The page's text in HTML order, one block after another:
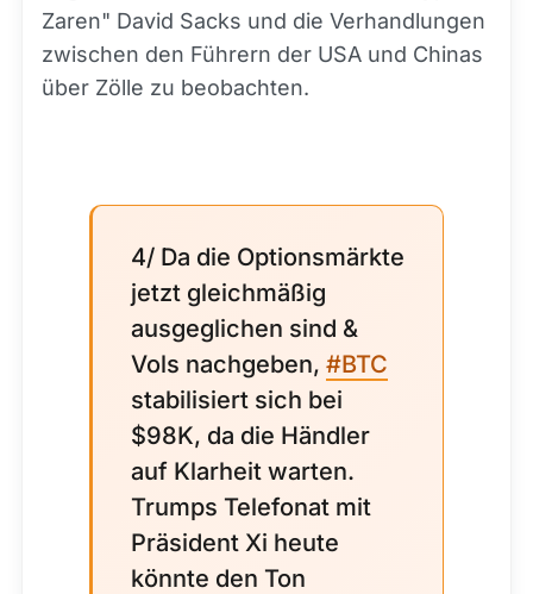
Zaren" David Sacks und die Verhandlungen
zwischen den Führern der USA und Chinas
über Zölle zu beobachten.
4/ Da die Optionsmärkte
jetzt gleichmäßig
ausgeglichen sind &
Vols nachgeben, #BTC
stabilisiert sich bei
$98K, da die Händler
auf Klarheit warten.
Trumps Telefonat mit
Präsident Xi heute
könnte den Ton